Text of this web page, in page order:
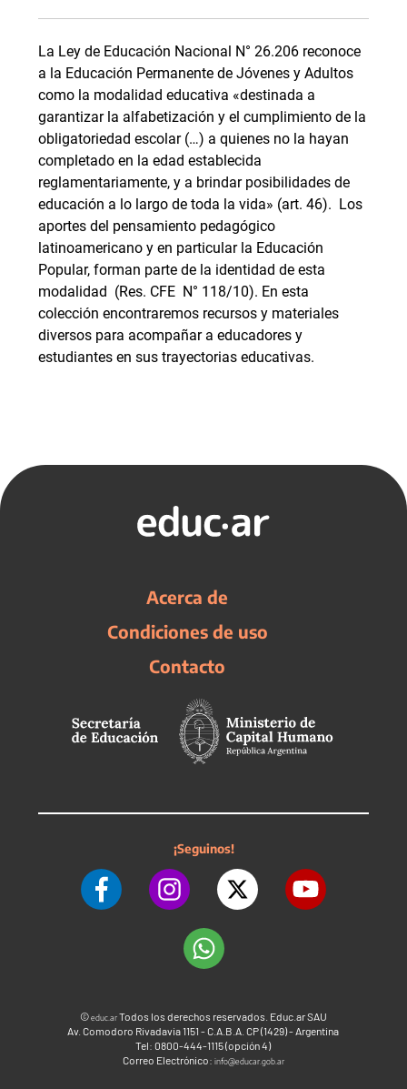
La Ley de Educación Nacional N° 26.206 reconoce
a la Educación Permanente de Jóvenes y Adultos
como la modalidad educativa «destinada a
garantizar la alfabetización y el cumplimiento de la
obligatoriedad escolar (…) a quienes no la hayan
completado en la edad establecida
reglamentariamente, y a brindar posibilidades de
educación a lo largo de toda la vida» (art. 46). Los
aportes del pensamiento pedagógico
latinoamericano y en particular la Educación
Popular, forman parte de la identidad de esta
modalidad (Res. CFE N° 118/10). En esta
colección encontraremos recursos y materiales
diversos para acompañar a educadores y
estudiantes en sus trayectorias educativas.
Acerca de
Condiciones de uso
Contacto
¡Seguinos!
©educ.arTodos los derechos reservados. Educ.ar SAU
Av. Comodoro Rivadavia 1151 - C.A.B.A. CP (1429) - Argentina
Tel: 0800-444-1115 (opción 4)
Correo Electrónico: info@educar.gob.ar